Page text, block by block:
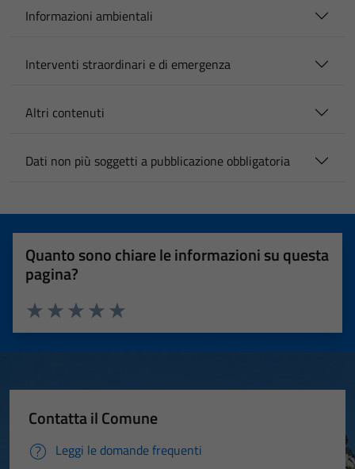
Informazioni ambientali
Interventi straordinari e di emergenza
Altri contenuti
Dati non più soggetti a pubblicazione obbligatoria
Quanto sono chiare le informazioni su questa
pagina?
Valuta 5 stelle su 5
Valuta 4 stelle su 5
Valuta 3 stelle su 5
Valuta 2 stelle su 5
Valuta 1 stelle su 5
Contatta il Comune
Leggi le domande frequenti